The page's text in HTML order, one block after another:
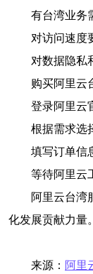
有台湾业务
对访问速度
对数据隐私
购买阿里云
登录阿里云
根据需求选
填写订单信
等待阿里云
阿里云台湾
化发展贡献力量。
来源： 阿里